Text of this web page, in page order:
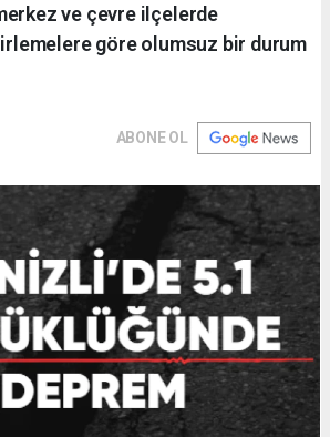
ve çevre ilçelerde
göre olumsuz bir durum
ABONE OL